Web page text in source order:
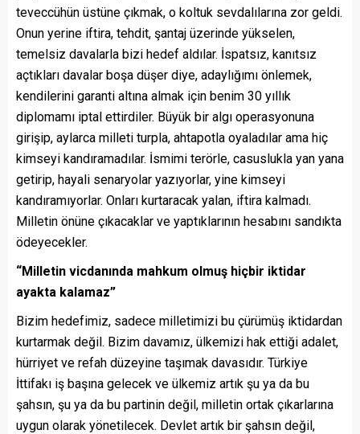
teveccühün üstüne çıkmak, o koltuk sevdalılarına zor geldi.
Onun yerine iftira, tehdit, şantaj üzerinde yükselen,
temelsiz davalarla bizi hedef aldılar. İspatsız, kanıtsız
açtıkları davalar boşa düşer diye, adaylığımı önlemek,
kendilerini garanti altına almak için benim 30 yıllık
diplomamı iptal ettirdiler. Büyük bir algı operasyonuna
girişip, aylarca milleti turpla, ahtapotla oyaladılar ama hiç
kimseyi kandıramadılar. İsmimi terörle, casuslukla yan yana
getirip, hayali senaryolar yazıyorlar, yine kimseyi
kandıramıyorlar. Onları kurtaracak yalan, iftira kalmadı.
Milletin önüne çıkacaklar ve yaptıklarının hesabını sandıkta
ödeyecekler.
“Milletin vicdanında mahkum olmuş hiçbir iktidar
ayakta kalamaz”
Bizim hedefimiz, sadece milletimizi bu çürümüş iktidardan
kurtarmak değil. Bizim davamız, ülkemizi hak ettiği adalet,
hürriyet ve refah düzeyine taşımak davasıdır. Türkiye
İttifakı iş başına gelecek ve ülkemiz artık şu ya da bu
şahsın, şu ya da bu partinin değil, milletin ortak çıkarlarına
uygun olarak yönetilecek. Devlet artık bir şahsın değil,